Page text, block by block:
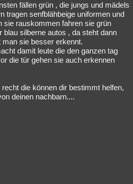
fällen grün , die jungs und mädels
tragen senfblähbeige uniformen und
rauskommen fahren sie grün
blau silberne autos , da steht dann
sie besser erkennt.
damit leute die den ganzen tag
die tür gehen sie auch erkennen
die können dir bestimmt helfen,
deinen nachbarn....